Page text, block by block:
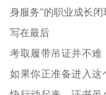
身服务”的职业成长闭
写在最后
考取履带吊证并不难
如果你正准备进入这